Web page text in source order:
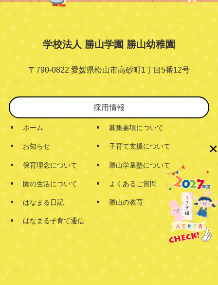
学校法人 勝山学園 勝山幼稚園
〒790-0822 愛媛県松山市高砂町1丁目5番12号
採用情報
ホーム
お知らせ
保育理念について
園の生活について
はなまる日記
はなまる子育て通信
募集要項について
子育て支援について
勝山学童塾について
よくあるご質問
勝山の教育
×